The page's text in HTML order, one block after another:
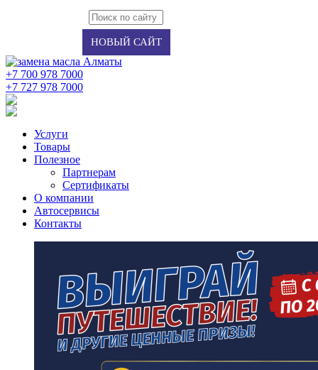
НОВЫЙ САЙТ
+7 700 978 7000
‭+7 727 978 7000‬
Услуги
Товары
Полезное
Партнерам
Сертификаты
О компании
Автосервисы
Контакты